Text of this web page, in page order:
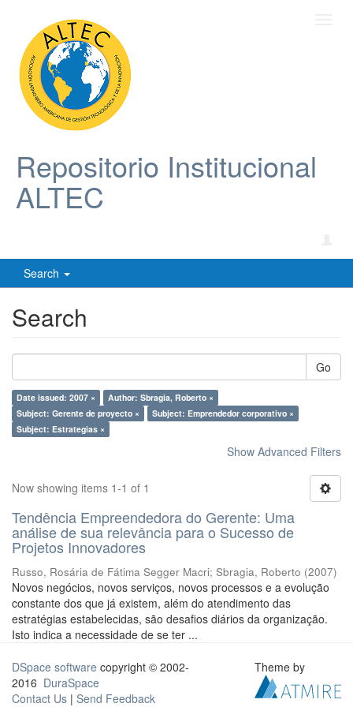
Repositorio Institucional
ALTEC
Search
Search
Go
Date issued: 2007 ×
Author: Sbragia, Roberto ×
Subject: Gerente de proyecto ×
Subject: Emprendedor corporativo ×
Subject: Estrategias ×
Show Advanced Filters
Now showing items 1-1 of 1
Tendência Empreendedora do Gerente: Uma
análise de sua relevância para o Sucesso de
Projetos Innovadores
Russo, Rosária de Fátima Segger Macri; Sbragia, Roberto (2007)
Novos negócios, novos serviços, novos processos e a evolução
constante dos que já existem, além do atendimento das
estratégias estabelecidas, são desafios diários da organização.
Isto indica a necessidade de se ter ...
DSpace software copyright © 2002-
2016 DuraSpace
Contact Us | Send Feedback
Theme by